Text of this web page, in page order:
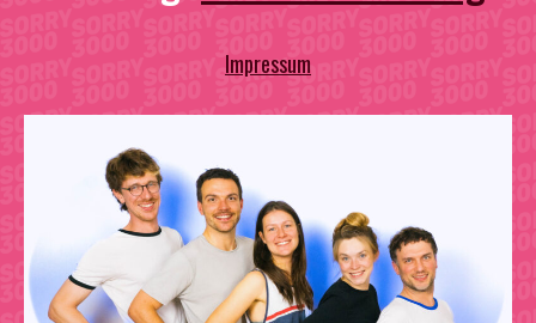
Impressum